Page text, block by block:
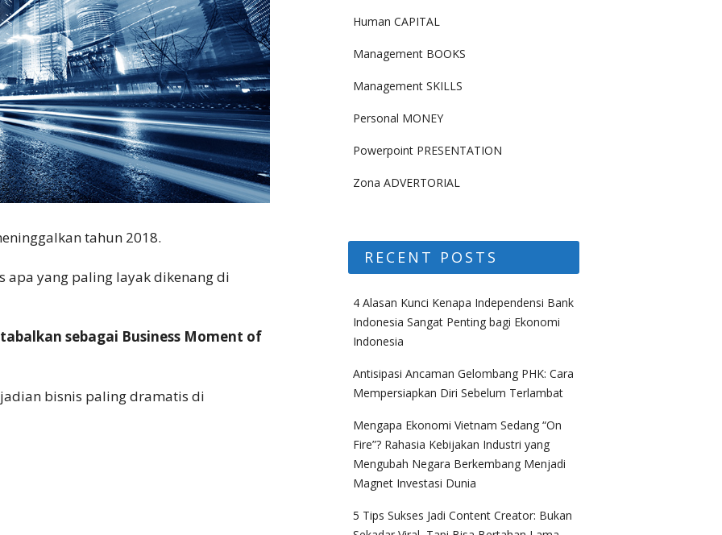
tahun 2018.
yang paling layak dikenang di
sebagai Business Moment of
bisnis paling dramatis di
Human CAPITAL
Management BOOKS
Management SKILLS
Personal MONEY
Powerpoint PRESENTATION
Zona ADVERTORIAL
RECENT POSTS
4 Alasan Kunci Kenapa Independensi Bank
Indonesia Sangat Penting bagi Ekonomi
Indonesia
Antisipasi Ancaman Gelombang PHK: Cara
Mempersiapkan Diri Sebelum Terlambat
Mengapa Ekonomi Vietnam Sedang “On
Fire”? Rahasia Kebijakan Industri yang
Mengubah Negara Berkembang Menjadi
Magnet Investasi Dunia
5 Tips Sukses Jadi Content Creator: Bukan